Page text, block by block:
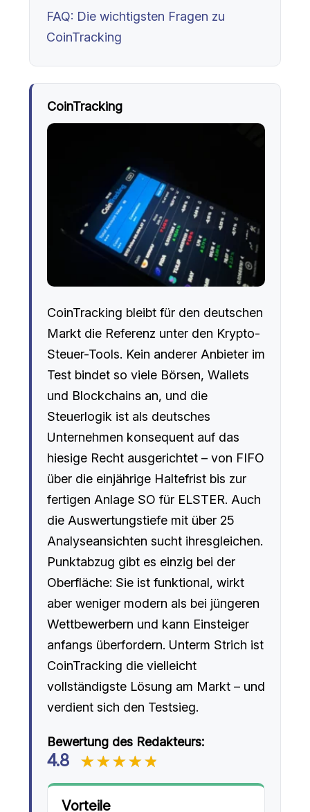
FAQ: Die wichtigsten Fragen zu
CoinTracking
CoinTracking
CoinTracking bleibt für den deutschen
Markt die Referenz unter den Krypto-
Steuer-Tools. Kein anderer Anbieter im
Test bindet so viele Börsen, Wallets
und Blockchains an, und die
Steuerlogik ist als deutsches
Unternehmen konsequent auf das
hiesige Recht ausgerichtet – von FIFO
über die einjährige Haltefrist bis zur
fertigen Anlage SO für ELSTER. Auch
die Auswertungstiefe mit über 25
Analyseansichten sucht ihresgleichen.
Punktabzug gibt es einzig bei der
Oberfläche: Sie ist funktional, wirkt
aber weniger modern als bei jüngeren
Wettbewerbern und kann Einsteiger
anfangs überfordern. Unterm Strich ist
CoinTracking die vielleicht
vollständigste Lösung am Markt – und
verdient sich den Testsieg.
Bewertung des Redakteurs:
4.8
Vorteile